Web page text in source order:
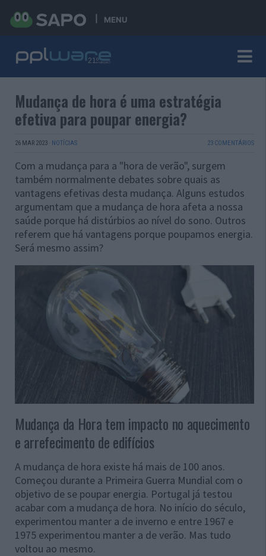
MENU
Mudança de hora é uma estratégia
efetiva para poupar energia?
26 MAR 2023 · NOTÍCIAS 23 COMENTÁRIOS
Com a mudança para a "hora de verão", surgem
também normalmente debates sobre quais as
vantagens efetivas desta mudança. Alguns estudos
argumentam que a mudança de hora afeta a nossa
saúde porque há distúrbios ao nível do sono. Outros
referem que há vantagens porque poupamos energia.
Será mesmo assim?
Mudança da Hora tem impacto no aquecimento
e arrefecimento de edifícios
A mudança de hora existe há mais de 100 anos.
Começou durante a Primeira Guerra Mundial com o
objetivo de se poupar energia. Portugal já testou
acabar com a mudança de hora. No início do século,
experimentou manter a de inverno e entre 1967 e
1975 experimentou manter a de verão. Mas tudo
voltou ao mesmo.